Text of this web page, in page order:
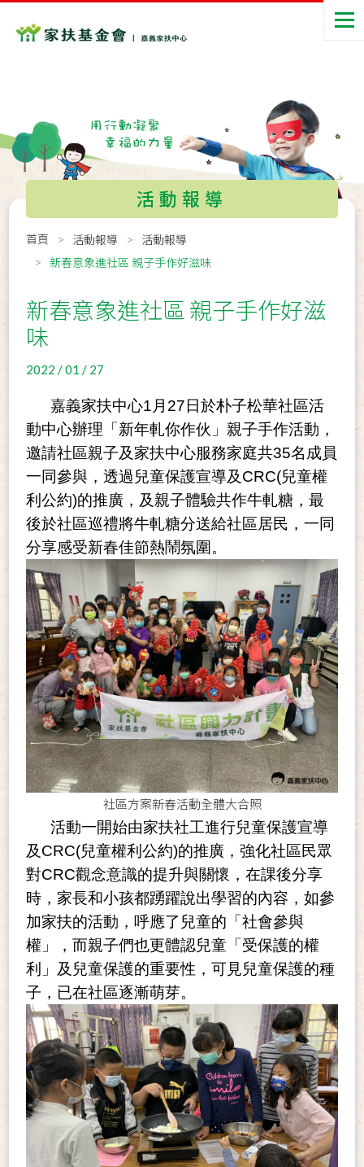
活動報導
首頁 活動報導
活動報導
新春意象進社區 親子手作好滋味
新春意象進社區 親子手作好滋
味
2022 / 01 / 27
嘉義家扶中心1月27日於朴子松華社區活
動中心辦理「新年軋你作伙」親子手作活動，
邀請社區親子及家扶中心服務家庭共35名成員
一同參與，透過兒童保護宣導及CRC(兒童權
利公約)的推廣，及親子體驗共作牛軋糖，最
後於社區巡禮將牛軋糖分送給社區居民，一同
分享感受新春佳節熱鬧氛圍。
社區方案新春活動全體大合照
活動一開始由家扶社工進行兒童保護宣導
及CRC(兒童權利公約)的推廣，強化社區民眾
對CRC觀念意識的提升與關懷，在課後分享
時，家長和小孩都踴躍說出學習的內容，如參
加家扶的活動，呼應了兒童的「社會參與
權」，而親子們也更體認兒童「受保護的權
利」及兒童保護的重要性，可見兒童保護的種
子，已在社區逐漸萌芽。